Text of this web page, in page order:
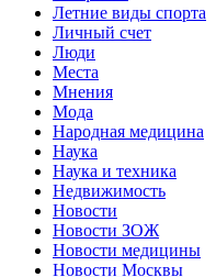
Летние виды спорта
Личный счет
Люди
Места
Мнения
Мода
Народная медицина
Наука
Наука и техника
Недвижимость
Новости
Новости ЗОЖ
Новости медицины
Новости Москвы